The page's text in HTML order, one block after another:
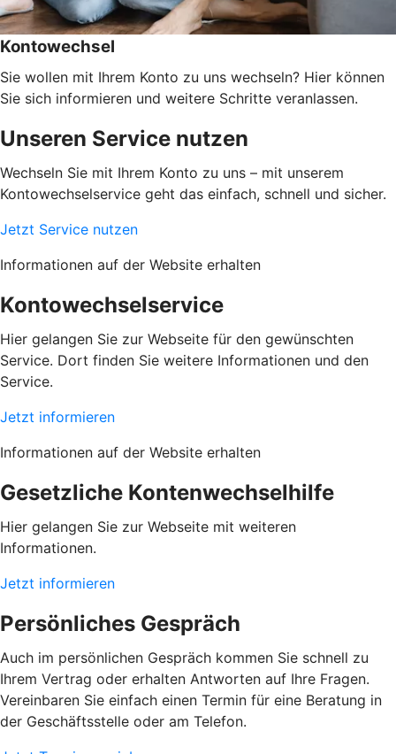
Kontowechsel
Sie wollen mit Ihrem Konto zu uns wechseln? Hier können
Sie sich informieren und weitere Schritte veranlassen.
Unseren Service nutzen
Wechseln Sie mit Ihrem Konto zu uns – mit unserem
Kontowechselservice geht das einfach, schnell und sicher.
Jetzt Service nutzen
Informationen auf der Website erhalten
Kontowechselservice
Hier gelangen Sie zur Webseite für den gewünschten
Service. Dort finden Sie weitere Informationen und den
Service.
Jetzt informieren
Informationen auf der Website erhalten
Gesetzliche Kontenwechselhilfe
Hier gelangen Sie zur Webseite mit weiteren
Informationen.
Jetzt informieren
Persönliches Gespräch
Auch im persönlichen Gespräch kommen Sie schnell zu
Ihrem Vertrag oder erhalten Antworten auf Ihre Fragen.
Vereinbaren Sie einfach einen Termin für eine Beratung in
der Geschäftsstelle oder am Telefon.